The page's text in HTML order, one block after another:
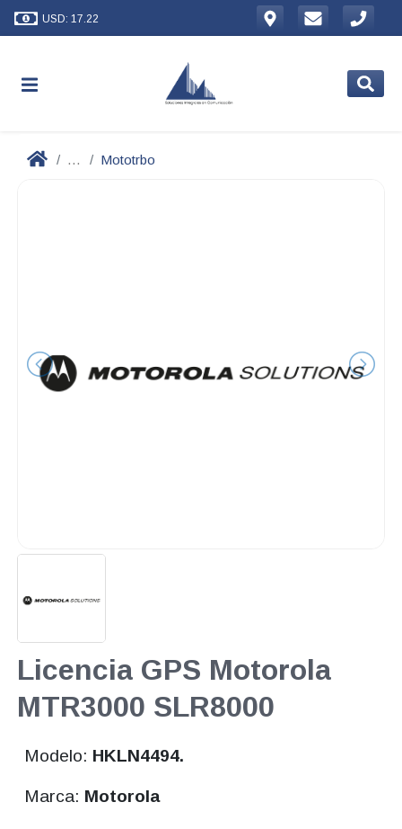
USD: 17.22
... Mototrbo
Licencia GPS Motorola
MTR3000 SLR8000
Modelo: HKLN4494.
Marca: Motorola